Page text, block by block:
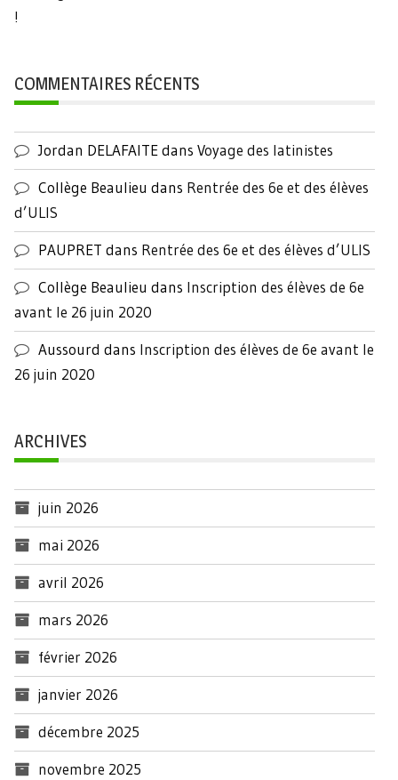
!
COMMENTAIRES RÉCENTS
Jordan DELAFAITEdans Voyage des latinistes
Collège Beaulieu dans Rentrée des 6e et des élèves
d’ULIS
PAUPRET dans Rentrée des 6e et des élèves d’ULIS
Collège Beaulieu dans Inscription des élèves de 6e
avant le 26 juin 2020
Aussourd dans Inscription des élèves de 6e avant le
26 juin 2020
ARCHIVES
juin 2026
mai 2026
avril 2026
mars 2026
février 2026
janvier 2026
décembre 2025
novembre 2025